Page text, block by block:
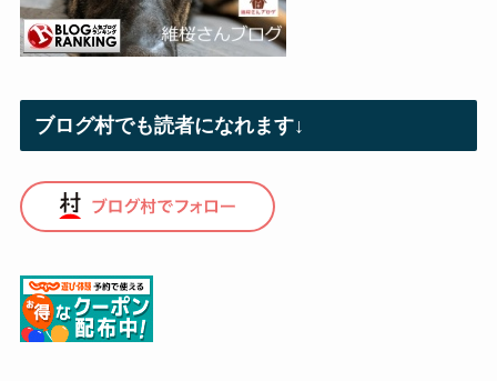
ブログ村でも読者になれます↓